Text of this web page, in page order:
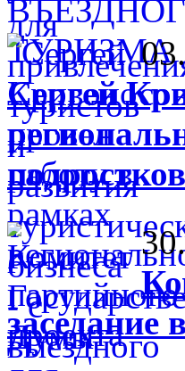
Сергей
подростков
заседание